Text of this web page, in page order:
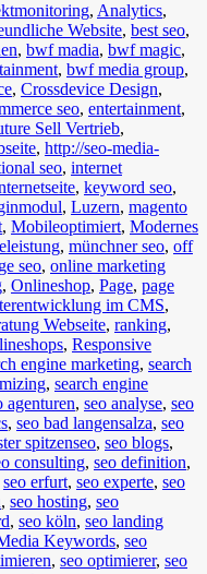
, Analytics,
Website, best seo,
, bwf madia, bwf magic,
, bwf media group,
, Crossdevice Design,
seo, entertainment,
Sell Vertrieb,
, http://seo-media-
seo, internet
, keyword seo,
, Luzern, magento
, Mobileoptimiert, Modernes
, münchner seo, off
seo, online marketing
, Onlineshop, Page, page
im CMS,
Webseite, ranking,
, Responsive
engine marketing, search
, search engine
agenturen, seo analyse, seo
, seo bad langensalza, seo
spitzenseo, seo blogs,
consulting, seo definition,
seo erfurt, seo experte, seo
, seo hosting, seo
, seo köln, seo landing
Keywords, seo
, seo optimierer, seo